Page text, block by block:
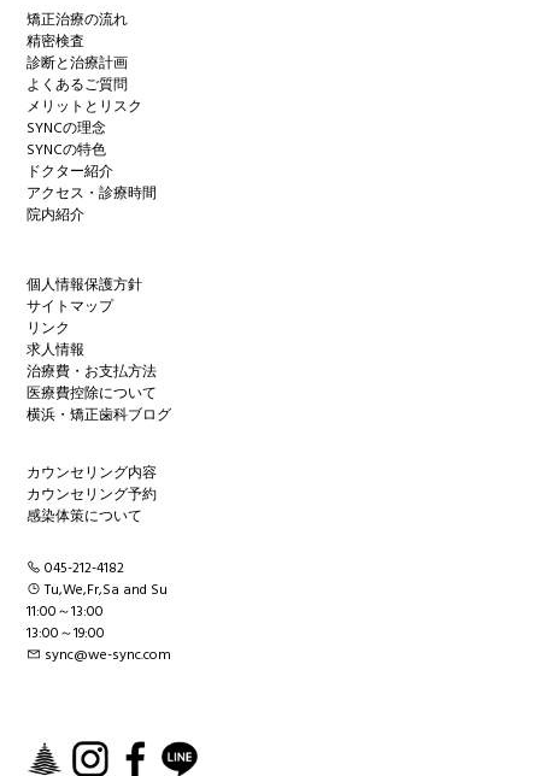
矯正治療の流れ
精密検査
診断と治療計画
よくあるご質問
メリットとリスク
SYNCの理念
SYNCの特色
ドクター紹介
アクセス・診療時間
院内紹介
個人情報保護方針
サイトマップ
リンク
求人情報
治療費・お支払方法
医療費控除について
横浜・矯正歯科ブログ
カウンセリング内容
カウンセリング予約
感染体策について
045-212-4182
Tu,We,Fr,Sa and Su
11:00～13:00
13:00～19:00
sync@we-sync.com